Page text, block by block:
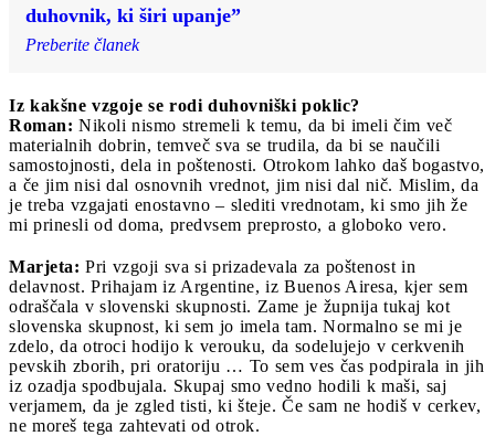
duhovnik, ki širi upanje”
Preberite članek
Iz kakšne vzgoje se rodi duhovniški poklic?
Roman: Nikoli nismo stremeli k temu, da bi imeli čim več
materialnih dobrin, temveč sva se trudila, da bi se naučili
samostojnosti, dela in poštenosti. Otrokom lahko daš bogastvo,
a če jim nisi dal osnovnih vrednot, jim nisi dal nič. Mislim, da
je treba vzgajati enostavno – slediti vrednotam, ki smo jih že
mi prinesli od doma, predvsem preprosto, a globoko vero.
Marjeta: Pri vzgoji sva si prizadevala za poštenost in
delavnost. Prihajam iz Argentine, iz Buenos Airesa, kjer sem
odraščala v slovenski skupnosti. Zame je župnija tukaj kot
slovenska skupnost, ki sem jo imela tam. Normalno se mi je
zdelo, da otroci hodijo k verouku, da sodelujejo v cerkvenih
pevskih zborih, pri oratoriju … To sem ves čas podpirala in jih
iz ozadja spodbujala. Skupaj smo vedno hodili k maši, saj
verjamem, da je zgled tisti, ki šteje. Če sam ne hodiš v cerkev,
ne moreš tega zahtevati od otrok.